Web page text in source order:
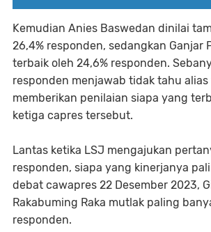
Kemudian Anies Baswedan dinilai
26,4% responden, sedangkan Ganjar
terbaik oleh 24,6% responden.
responden menjawab tidak tahu alias
memberikan penilaian siapa yang
ketiga capres tersebut.
Lantas ketika LSJ mengajukan
responden, siapa yang kinerjanya
debat cawapres 22 Desember 2023,
Rakabuming Raka mutlak paling
responden.